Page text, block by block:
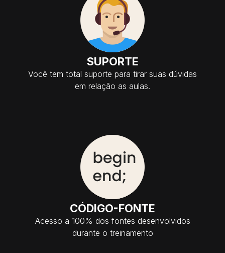
SUPORTE
Você tem total suporte para tirar suas dúvidas
em relação as aulas.
CÓDIGO-FONTE
Acesso a 100% dos fontes desenvolvidos
durante o treinamento